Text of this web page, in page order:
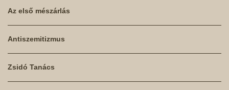
Az első mészárlás
Antiszemitizmus
Zsidó Tanács